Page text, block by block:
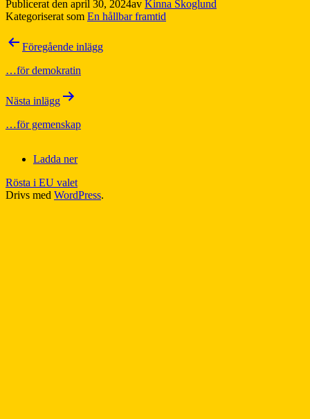
Publicerat den april 30, 2024av Kinna Skoglund
Kategoriserat som En hållbar framtid
Inläggsnavigering
Föregående inlägg
…för demokratin
Nästa inlägg
…för gemenskap
Ladda ner
Rösta i EU valet
Drivs med WordPress.